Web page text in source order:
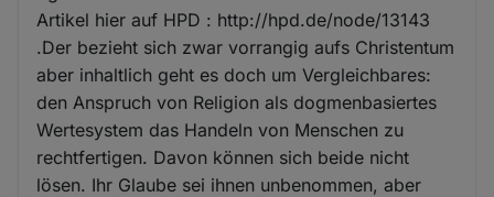
Artikel hier auf HPD : http://hpd.de/node/13143
.Der bezieht sich zwar vorrangig aufs Christentum
aber inhaltlich geht es doch um Vergleichbares:
den Anspruch von Religion als dogmenbasiertes
Wertesystem das Handeln von Menschen zu
rechtfertigen. Davon können sich beide nicht
lösen. Ihr Glaube sei ihnen unbenommen, aber